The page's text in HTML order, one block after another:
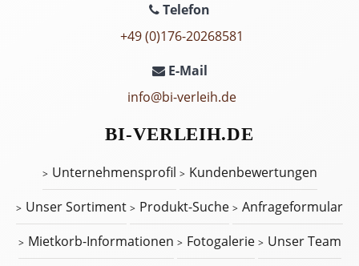
Telefon
+49 (0)176-20268581
E-Mail
info@bi-verleih.de
BI-VERLEIH.DE
Unternehmensprofil
Kundenbewertungen
Unser Sortiment
Produkt-Suche
Anfrageformular
Mietkorb-Informationen
Fotogalerie
Unser Team